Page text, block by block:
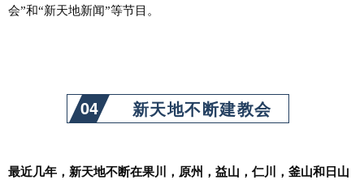
会”和“新天地新闻”等节目。
04 新天地不断建教会
最近几年，新天地不断在果川，原州，益山，仁川，釜山和日山